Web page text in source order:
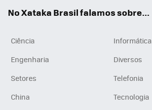
No Xataka Brasil falamos sobre...
Ciência
Informática
Engenharia
Diversos
Setores
Telefonia
China
Tecnologia